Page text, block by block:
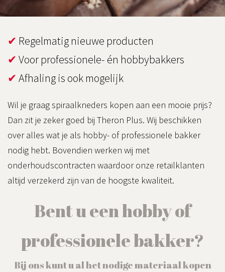
✔ Regelmatig nieuwe producten
✔ Voor professionele- én hobbybakkers
✔ Afhaling is ook mogelijk
Wil je graag spiraalkneders kopen aan een mooie prijs?
Dan zit je zeker goed bij Theron Plus. Wij beschikken
over alles wat je als hobby- of professionele bakker
nodig hebt. Bovendien werken wij met
onderhoudscontracten waardoor onze retailklanten
altijd verzekerd zijn van de hoogste kwaliteit.
Bent u een hobby of
professionele bakker?
Bij ons kunt u al het nodige materiaal kopen